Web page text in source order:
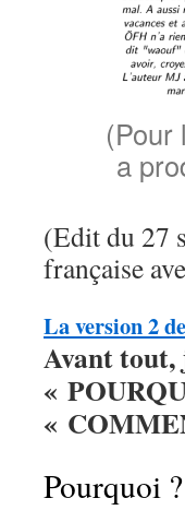
(Pour
a
(Edit du 27
française
La version 2
Avant tout,
«
«
Pourquoi ?